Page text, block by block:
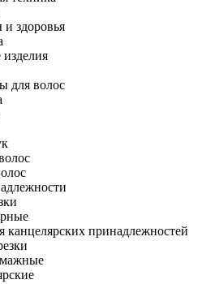
и здоровья
для волос
канцелярских принадлежностей